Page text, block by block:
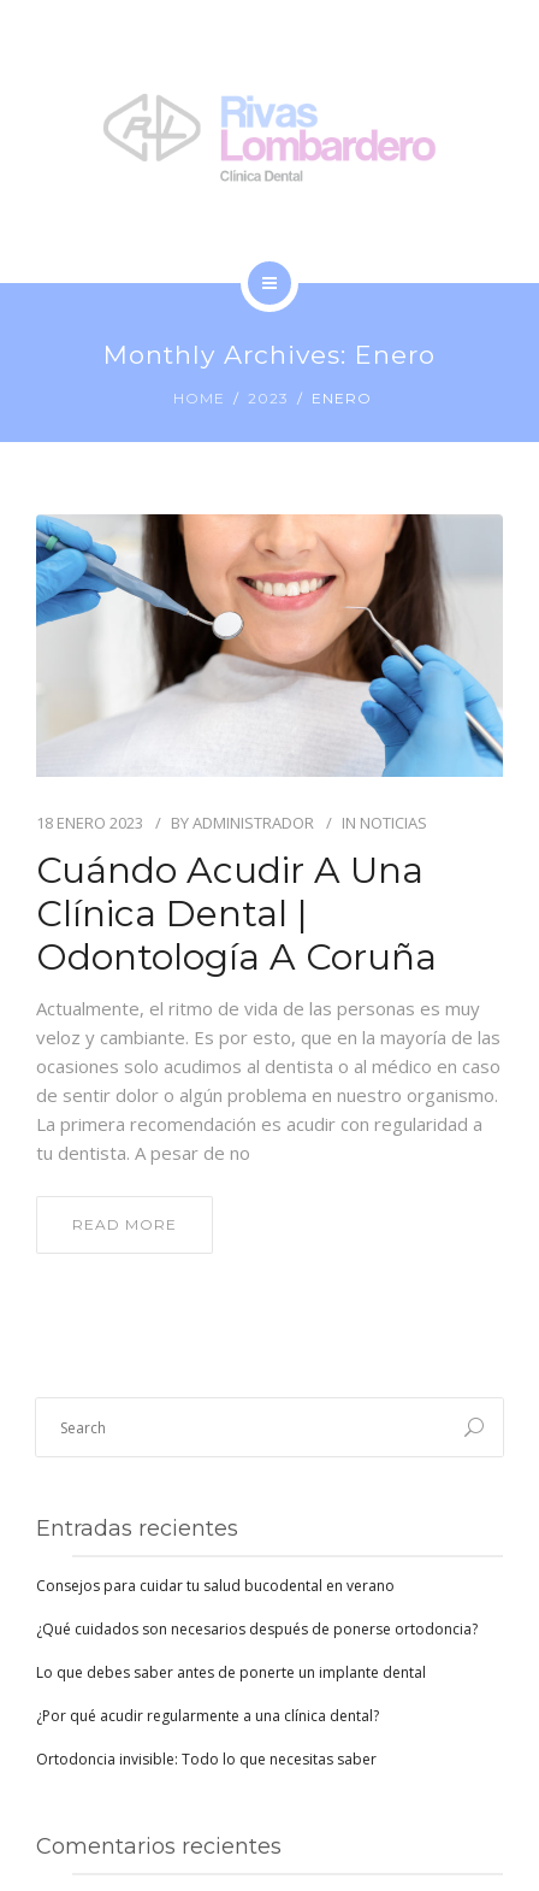
BLOG
CONTACTO
Monthly Archives: Enero
HOME 2023 ENERO
18 ENERO 2023 BYADMINISTRADOR IN NOTICIAS
Cuándo Acudir A Una
Clínica Dental |
Odontología A Coruña
Actualmente, el ritmo de vida de las personas es muy
veloz y cambiante. Es por esto, que en la mayoría de las
ocasiones solo acudimos al dentista o al médico en caso
de sentir dolor o algún problema en nuestro organismo.
La primera recomendación es acudir con regularidad a
tu dentista. A pesar de no
READ MORE
Entradas recientes
Consejos para cuidar tu salud bucodental en verano
¿Qué cuidados son necesarios después de ponerse ortodoncia?
Lo que debes saber antes de ponerte un implante dental
¿Por qué acudir regularmente a una clínica dental?
Ortodoncia invisible: Todo lo que necesitas saber
Comentarios recientes